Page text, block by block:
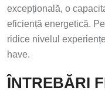
excepțională, o
eficiență energetică.
ridice nivelul
have.
ÎNTREBĂRI